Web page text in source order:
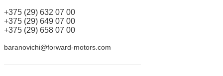
+375 (29) 632 07 00
+375 (29) 649 07 00
+375 (29) 658 07 00
baranovichi@forward-motors.com